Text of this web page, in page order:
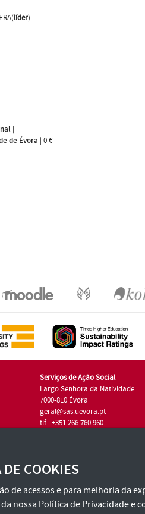
líder)
|
de Évora | 0 €
Serviços de Ação Social
Largo Senhora da Natividade
7000-810 Évora
geral@sas.uevora.pt
tlf.: +351 266 760 960
COOKIES
de acessos e para melhoria da
nossa Política de Privacidadee